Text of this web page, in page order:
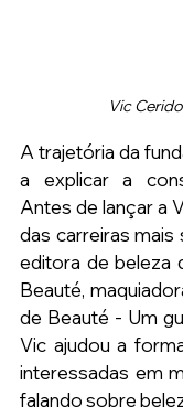
Vic
A trajetória da
a explicar a
Antes de lançar a
das carreiras mais
editora de beleza
Beauté,
de Beauté - Um
Vic ajudou a
interessadas em
falando sobre